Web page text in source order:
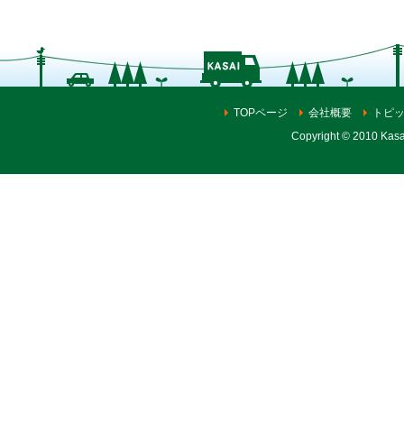
TOPページ 会社概要
トピ
Copyright © 2010